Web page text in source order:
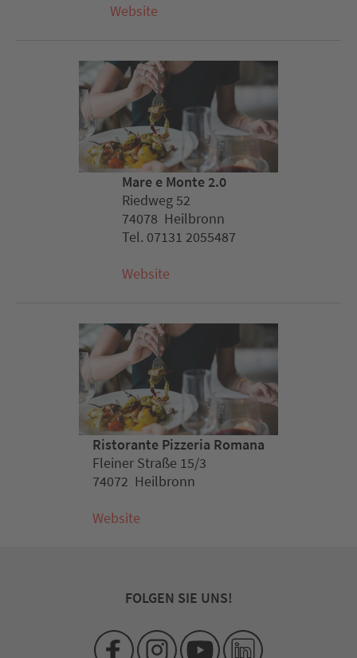
Website
Mare e Monte 2.0
Riedweg 52
74078 Heilbronn
Tel. 07131 2055487
Website
Ristorante Pizzeria Romana
Fleiner Straße 15/3
74072 Heilbronn
Website
FOLGEN SIE UNS!